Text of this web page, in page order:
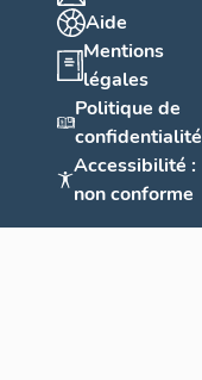
Aide
Mentions
légales
Politique de
confidentialité
Accessibilité :
non conforme